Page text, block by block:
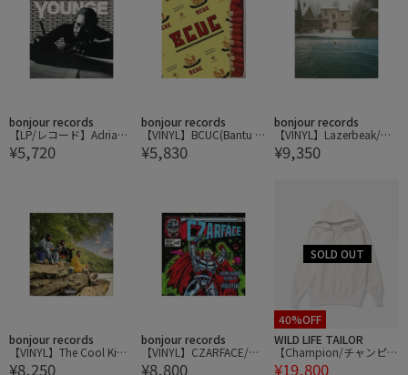
bonjour records
【LP/レコード】Adrian Y
ounge / Younge
¥5,720
bonjour records
【VINYL】BCUC(Bantu C
ontinua Uhuru Consciou
sness)/バントゥ・コンテ
er easy
¥5,830
bonjour records
【VINYL】Lazerbeak/レ
イザービーク For Storms
¥9,350
bonjour records
【VINYL】The Cool Kids
& Don Cannon/ザ・クー
¥8,250
bonjour records
【VINYL】CZARFACE/シ
ザーフェイス Every Hero
¥8,800
40%OFF
WILD LIFE TAILOR
【Champion/チャンピオ
ン】REVERSE WEAVE PU
¥19,800